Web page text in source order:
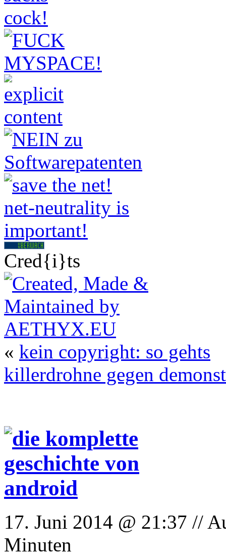
Cred{i}ts
« kein copyright: so gehts
killerdrohne gegen
17. Juni 2014 @ 21:37 //
Minuten